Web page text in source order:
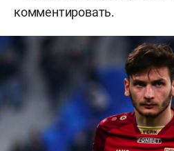
комментировать.